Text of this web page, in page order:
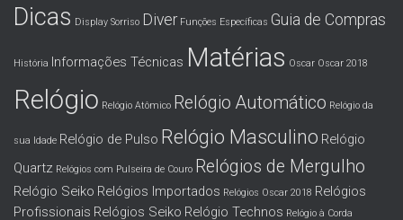
Dicas Display Sorriso Diver Funções Específicas Guia de Compras
História Informações Técnicas Matérias Oscar Oscar 2018
Relógio Relógio Atômico Relógio Automático Relógio da
sua Idade Relógio de Pulso Relógio Masculino Relógio
Quartz Relógios com Pulseira de Couro Relógios de Mergulho
Relógio Seiko Relógios Importados Relógios Oscar 2018 Relógios
Profissionais Relógios Seiko Relógio Technos Relógio à Corda